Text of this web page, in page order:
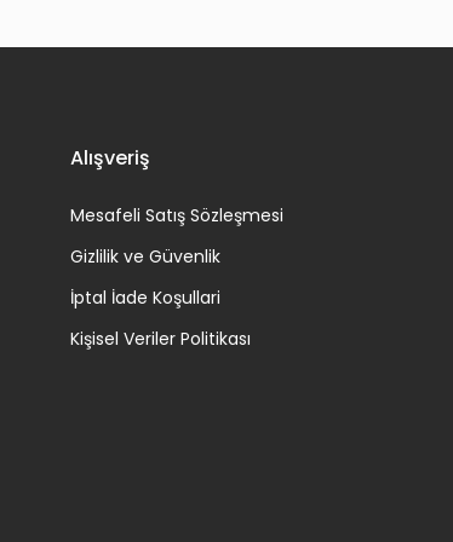
Alışveriş
Mesafeli Satış Sözleşmesi
Gizlilik ve Güvenlik
İptal İade Koşullari
Kişisel Veriler Politikası